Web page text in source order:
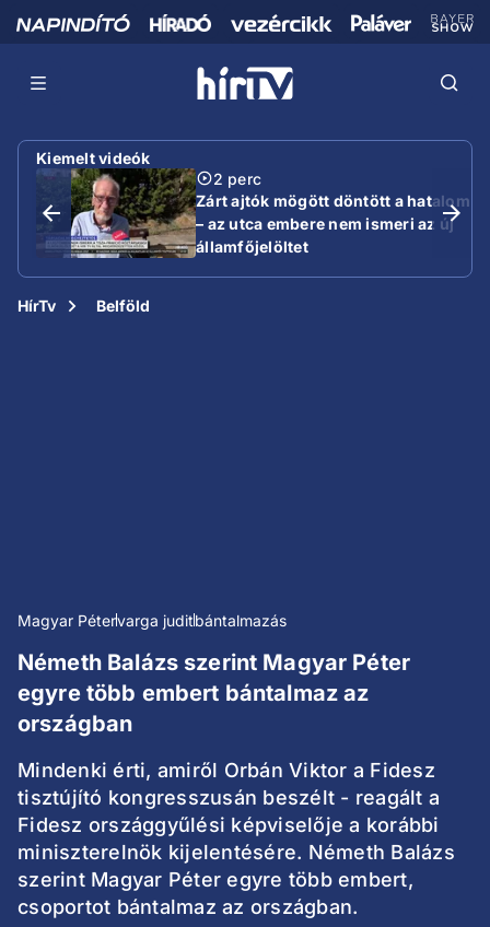
Kiemelt videók
2 perc
Zárt ajtók mögött döntött a hatalom
– az utca embere nem ismeri az új
államfőjelöltet
HírTv Belföld
Magyar Pétervarga juditbántalmazás
Németh Balázs szerint Magyar Péter
egyre több embert bántalmaz az
országban
Mindenki érti, amiről Orbán Viktor a Fidesz
tisztújító kongresszusán beszélt - reagált a
Fidesz országgyűlési képviselője a korábbi
miniszterelnök kijelentésére. Németh Balázs
szerint Magyar Péter egyre több embert,
csoportot bántalmaz az országban.